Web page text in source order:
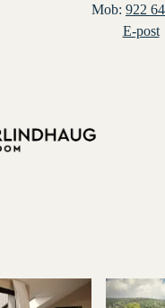
Mob:
E-post
til et innlegg. Dette er